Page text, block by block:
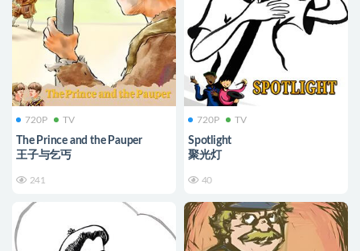
720P TV
The Prince and the Pauper
王子与乞丐
241
720P TV
Spotlight
聚光灯
40